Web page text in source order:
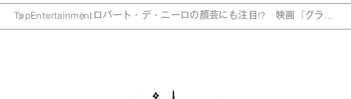
TopEntertainment ロバート・デ・ニーロの顔芸にも注目!? 映画『グラン